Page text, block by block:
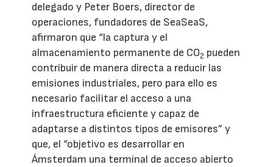
delegado y Peter Boers, director de
operaciones, fundadores de SeaSeaS,
afirmaron que “la captura y el
almacenamiento permanente de CO2 pueden
contribuir de manera directa a reducir las
emisiones industriales, pero para ello es
necesario facilitar el acceso a una
infraestructura eficiente y capaz de
adaptarse a distintos tipos de emisores” y
que, el “objetivo es desarrollar en
Ámsterdam una terminal de acceso abierto